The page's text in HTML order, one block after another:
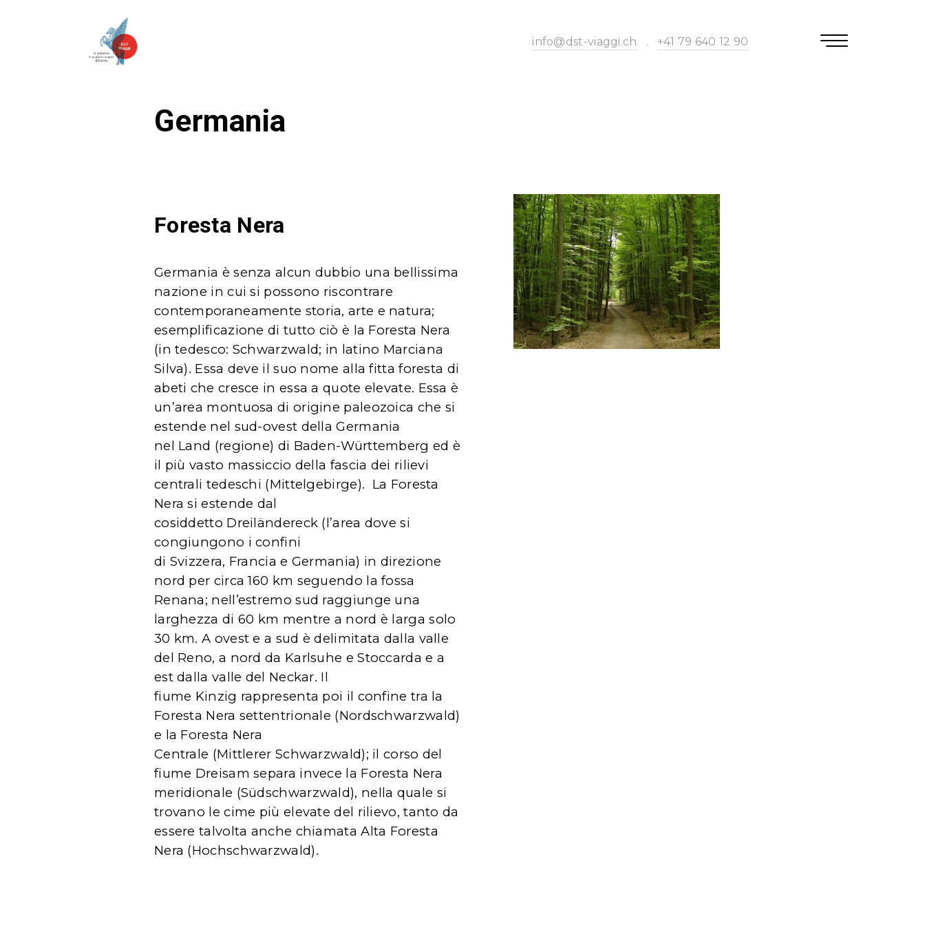
info@dst-viaggi.ch . +41 79 640 12 90
Germania
Foresta Nera
Germania è senza alcun dubbio una bellissima
nazione in cui si possono riscontrare
contemporaneamente storia, arte e natura;
esemplificazione di tutto ciò è la Foresta Nera
(in tedesco: Schwarzwald; in latino Marciana
Silva). Essa deve il suo nome alla fitta foresta di
abeti che cresce in essa a quote elevate. Essa è
un’area montuosa di origine paleozoica che si
estende nel sud-ovest della Germania
nel Land (regione) di Baden-Württemberg ed è
il più vasto massiccio della fascia dei rilievi
centrali tedeschi (Mittelgebirge). La Foresta
Nera si estende dal
cosiddetto Dreiländereck (l’area dove si
congiungono i confini
di Svizzera, Francia e Germania) in direzione
nord per circa 160 km seguendo la fossa
Renana; nell’estremo sud raggiunge una
larghezza di 60 km mentre a nord è larga solo
30 km. A ovest e a sud è delimitata dalla valle
del Reno, a nord da Karlsuhe e Stoccarda e a
est dalla valle del Neckar. Il
fiume Kinzig rappresenta poi il confine tra la
Foresta Nera settentrionale (Nordschwarzwald)
e la Foresta Nera
Centrale (Mittlerer Schwarzwald); il corso del
fiume Dreisam separa invece la Foresta Nera
meridionale (Südschwarzwald), nella quale si
trovano le cime più elevate del rilievo, tanto da
essere talvolta anche chiamata Alta Foresta
Nera (Hochschwarzwald).